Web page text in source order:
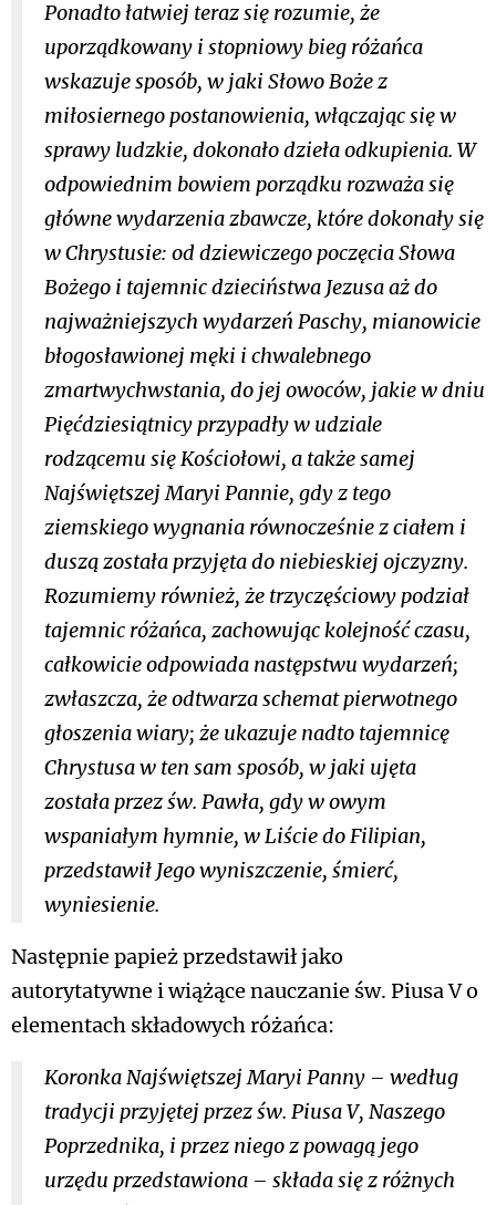
Ponadto łatwiej teraz się rozumie, że
uporządkowany i stopniowy bieg różańca
wskazuje sposób, w jaki Słowo Boże z
miłosiernego postanowienia, włączając się w
sprawy ludzkie, dokonało dzieła odkupienia. W
odpowiednim bowiem porządku rozważa się
główne wydarzenia zbawcze, które dokonały się
w Chrystusie: od dziewiczego poczęcia Słowa
Bożego i tajemnic dzieciństwa Jezusa aż do
najważniejszych wydarzeń Paschy, mianowicie
błogosławionej męki i chwalebnego
zmartwychwstania, do jej owoców, jakie w dniu
Pięćdziesiątnicy przypadły w udziale
rodzącemu się Kościołowi, a także samej
Najświętszej Maryi Pannie, gdy z tego
ziemskiego wygnania równocześnie z ciałem i
duszą została przyjęta do niebieskiej ojczyzny.
Rozumiemy również, że trzyczęściowy podział
tajemnic różańca, zachowując kolejność czasu,
całkowicie odpowiada następstwu wydarzeń;
zwłaszcza, że odtwarza schemat pierwotnego
głoszenia wiary; że ukazuje nadto tajemnicę
Chrystusa w ten sam sposób, w jaki ujęta
została przez św. Pawła, gdy w owym
wspaniałym hymnie, w Liście do Filipian,
przedstawił Jego wyniszczenie, śmierć,
wyniesienie.
Następnie papież przedstawił jako
autorytatywne i wiążące nauczanie św. Piusa V o
elementach składowych różańca:
Koronka Najświętszej Maryi Panny – według
tradycji przyjętej przez św. Piusa V, Naszego
Poprzednika, i przez niego z powagą jego
urzędu przedstawiona – składa się z różnych